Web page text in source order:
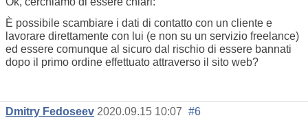
È possibile scambiare i dati di contatto con un cliente e
lavorare direttamente con lui (e non su un servizio freelance)
ed essere comunque al sicuro dal rischio di essere bannati
dopo il primo ordine effettuato attraverso il sito web?
Dmitry Fedoseev 2020.09.15 10:07 #6